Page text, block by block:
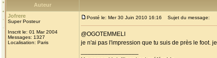
Auteur
Jofrere
Super Posteur
Inscrit le: 01 Mar 2004
Messages: 1327
Localisation: Paris
Posté le: Mer 30 Juin 2010 16:16 Sujet du message:
@OGOTEMMELI
je n'ai pas l'impression que tu suis de près le foot.